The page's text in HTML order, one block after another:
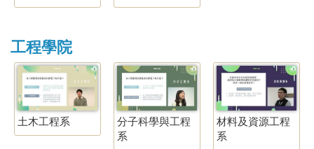
工程學院
土木工程系
分子科學與工程
系
材料及資源工程
系